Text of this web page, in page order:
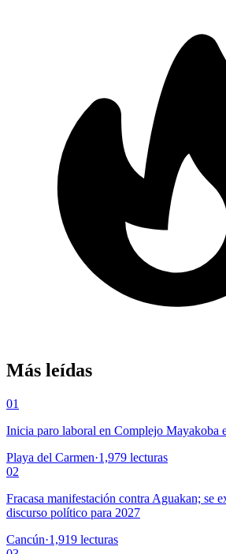
Más leídas
01
Inicia paro laboral en Complejo Mayakoba
Playa del Carmen·1,979 lecturas
02
Fracasa manifestación contra Aguakan; se
discurso político para 2027
Cancún·1,919 lecturas